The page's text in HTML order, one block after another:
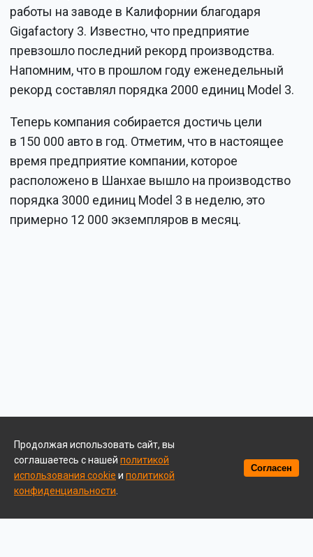
работы на заводе в Калифорнии благодаря
Gigafactory 3. Известно, что предприятие
превзошло последний рекорд производства.
Напомним, что в прошлом году еженедельный
рекорд составлял порядка 2000 единиц Model 3.
Теперь компания собирается достичь цели
в 150 000 авто в год. Отметим, что в настоящее
время предприятие компании, которое
расположено в Шанхае вышло на производство
порядка 3000 единиц Model 3 в неделю, это
примерно 12 000 экземпляров в месяц.
Продолжая использовать сайт, вы
соглашаетесь с нашей политикой
использования cookie и политикой
конфиденциальности
Согласен